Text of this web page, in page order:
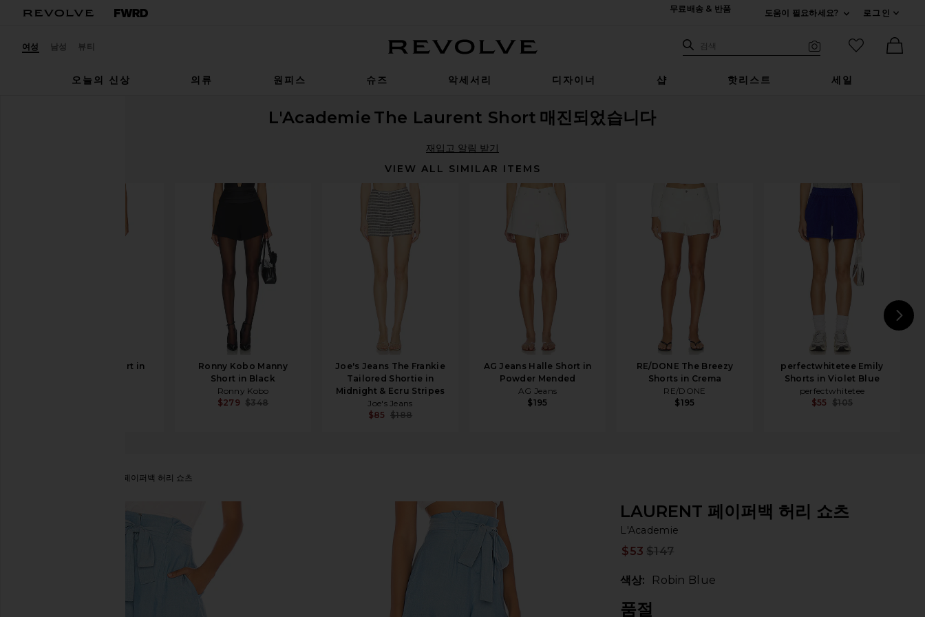
무료배송 & 반품
도움이 필요하세요?
로그인
여성 남성 뷰티 검색하기
검색
즐겨찾기 아
오늘의 신상
의류 원피스 슈즈 악세서리 디자이너 샵 핫리스트 세일
L'Academie The Laurent Short 매진되었습니다
재입고 알림 받기
VIEW ALL SIMILAR ITEMS
A.L.C. Oakley Short in
Ronny Kobo Manny
Short in Black
Ronny Kobo
$279 $348
Joe's Jeans The Frankie
Tailored Shortie in
Midnight & Ecru Stripes
Joe's Jeans
$85 $188
AG Jeans Halle Short in
Powder Mended
AG Jeans
$195
RE/DONE The Breezy
Shorts in Crema
RE/DONE
$195
perfectwhitetee Emily
Shorts in Violet Blue
perfectwhitetee
$55 $105
LAURENT 페이퍼백 허리 쇼츠
찜상품L'Academie The Laurent Short in Robin Blue
LAURENT 페이퍼백 허리 쇼츠
L'Academie
$53 $147
색상: Robin Blue
품절